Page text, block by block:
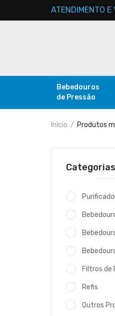
ATENDIMENTO
Bebedouros
de Pressão
Início Produtos
Categorias
Filtros de
Refis
Outros